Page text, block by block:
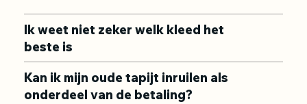
Ik weet niet zeker welk kleed het
beste is
Kan ik mijn oude tapijt inruilen als
onderdeel van de betaling?